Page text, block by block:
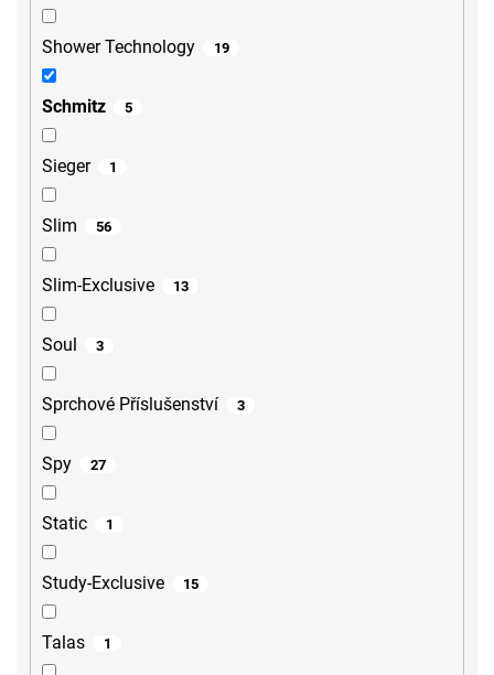
Shower Technology 19
Schmitz 5
Sieger 1
Slim 56
Slim-Exclusive 13
Soul 3
Sprchové Příslušenství 3
Spy 27
Static 1
Study-Exclusive 15
Talas 1